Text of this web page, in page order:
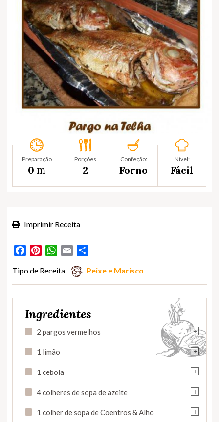
Preparação
0 m
Porções
2
Confeção:
Forno
Nível:
Fácil
Imprimir Receita
FacebookPinterestWhatsApp
Email
Tipo de Receita: Peixe e Marisco
Ingredientes
+
2 pargos vermelhos
+
1 limão
+
1 cebola
+
4 colheres de sopa de azeite
+
1 colher de sopa de Coentros & Alho